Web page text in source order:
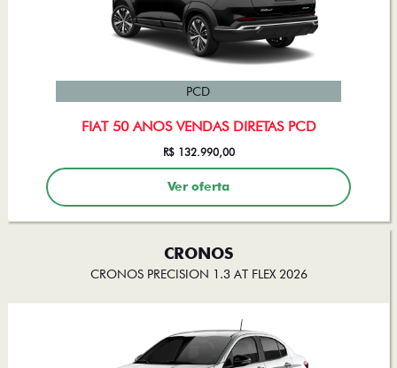
FIAT 50 ANOS VENDAS DIRETAS PCD
PCD
R$ 132.990,00
Ver oferta
CRONOS
CRONOS PRECISION 1.3 AT FLEX 2026